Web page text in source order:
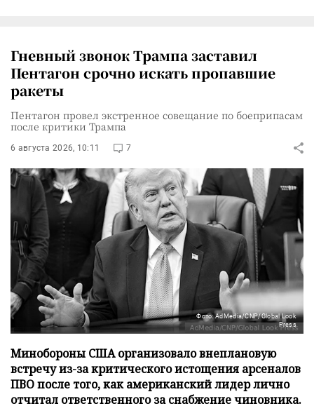
Гневный звонок Трампа заставил
Пентагон срочно искать пропавшие
ракеты
Пентагон провел экстренное совещание по боеприпасам
после критики Трампа
6 августа 2026, 10:11 7
Фото: AdMedia/CNP/Global Look
Press
Минобороны США организовало внеплановую
встречу из-за критического истощения арсеналов
ПВО после того, как американский лидер лично
отчитал ответственного за снабжение чиновника.